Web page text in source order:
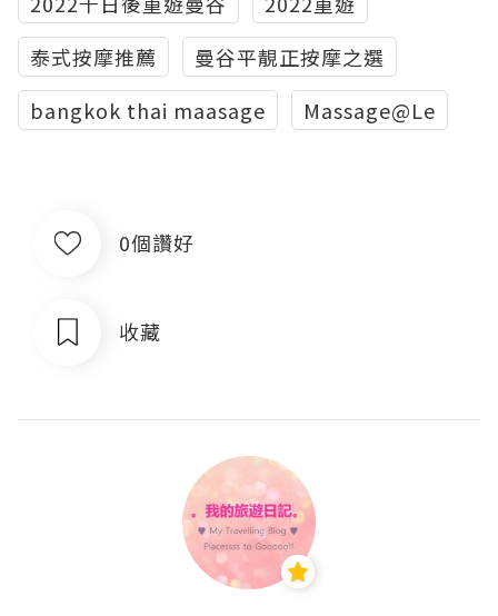
泰式按摩推薦
曼谷平靚正按摩之選
bangkok thai maasage
Massage@Le
0個讚好
收藏